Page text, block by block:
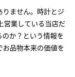
ません。時計とジ
営業している当店だ
か？という情報を
品物本来の価値を